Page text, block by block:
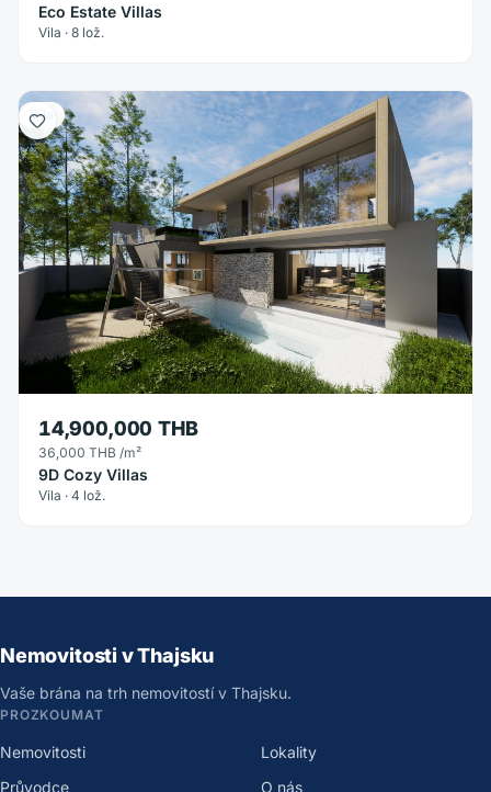
Eco Estate Villas
Vila · 8 lož.
Vila
14,900,000 THB
36,000 THB /m²
9D Cozy Villas
Vila · 4 lož.
Nemovitosti v Thajsku
Vaše brána na trh nemovitostí v Thajsku.
PROZKOUMAT
Nemovitosti
Lokality
Průvodce
O nás